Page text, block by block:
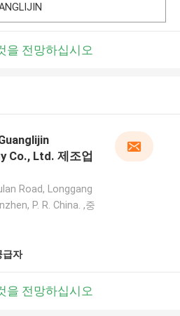
을 전망하십시오
Co., Ltd. 제조업
Road, Longgang
P. R. China. ,중
급자
을 전망하십시오